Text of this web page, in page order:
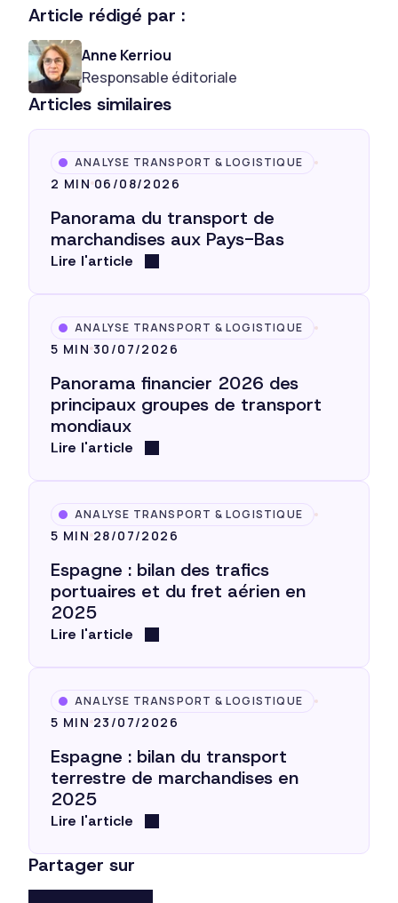
Article rédigé par :
Anne Kerriou
Responsable éditoriale
Articles similaires
ANALYSE TRANSPORT & LOGISTIQUE
2 MIN 06/08/2026
Panorama du transport de
marchandises aux Pays-Bas
Lire l'article
ANALYSE TRANSPORT & LOGISTIQUE
5 MIN 30/07/2026
Panorama financier 2026 des
principaux groupes de transport
mondiaux
Lire l'article
ANALYSE TRANSPORT & LOGISTIQUE
5 MIN 28/07/2026
Espagne : bilan des trafics
portuaires et du fret aérien en
2025
Lire l'article
ANALYSE TRANSPORT & LOGISTIQUE
5 MIN 23/07/2026
Espagne : bilan du transport
terrestre de marchandises en
2025
Lire l'article
Partager sur